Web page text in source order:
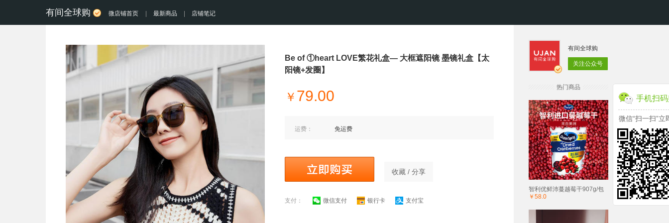
有间全球购 微店铺首页 最新商品 店铺笔记
Be of ①heart LOVE繁花礼盒— 大框遮阳镜 墨镜礼盒【太
阳镜+发圈】
￥ 79.00
运费： 免运费
收藏 / 分享
支付： 微信支付 银行卡 支付宝
有间全球购
关注公众号
热门商品
智利优鲜沛蔓越莓干907g/包
￥58.0
手机扫
微信“扫一扫”立